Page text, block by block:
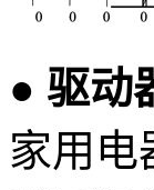
● 驱动
家用电